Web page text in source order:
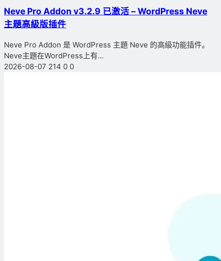
Neve Pro Addon v3.2.9 已激活 – WordPress Neve
主題高級版插件
Neve Pro Addon 是 WordPress 主題 Neve 的高級功能插件。
Neve主題在WordPress上有...
2026-08-07 214 0 0